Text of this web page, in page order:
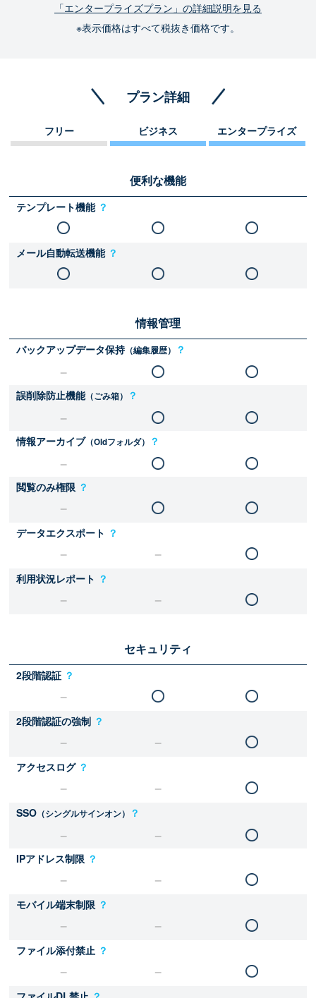
「エンタープライズプラン」の詳細説明を見る
※表示価格はすべて税抜き価格です。
プラン詳細
フリー ビジネス エンタープライズ
便利な機能
テンプレート機能 ？
メール自動転送機能 ？
情報管理
バックアップデータ保持（編集履歴） ？
誤削除防止機能（ごみ箱） ？
情報アーカイブ（Oldフォルダ） ？
閲覧のみ権限 ？
データエクスポート ？
利用状況レポート ？
セキュリティ
2段階認証 ？
2段階認証の強制 ？
アクセスログ ？
SSO （シングルサインオン） ？
IPアドレス制限 ？
モバイル端末制限 ？
ファイル添付禁止 ？